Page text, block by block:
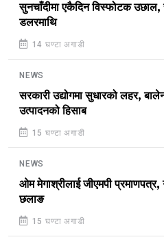
सुनचाँदीमा एकैदिन विस्फोटक
डलरमाथि
14 घण्टा अगाडी
NEWS
सरकारी उद्योगमा सुधारको लहर,
उत्पादनको हिसाब
15 घण्टा अगाडी
NEWS
ओम मेगाश्रीलाई जीएमपी
छलाङ
15 घण्टा अगाडी